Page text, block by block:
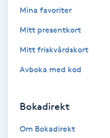
Gravidyoga
Gruppträning
Headspa
Mina favoriter
Mitt presentkort
Mitt friskvårdskort
Avboka med kod
Bokadirekt
Om Bokadirekt